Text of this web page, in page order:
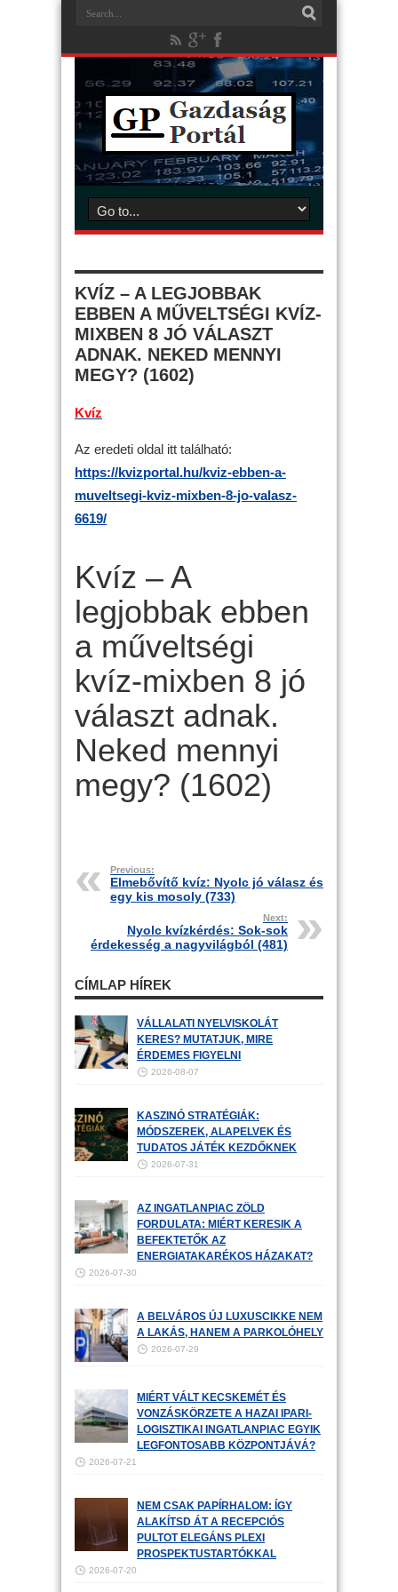
KVÍZ – A LEGJOBBAK
EBBEN A MŰVELTSÉGI KVÍZ-
MIXBEN 8 JÓ VÁLASZT
ADNAK. NEKED MENNYI
MEGY? (1602)
Kvíz
Az eredeti oldal itt található:
https://kvizportal.hu/kviz-ebben-a-
muveltsegi-kviz-mixben-8-jo-valasz-
6619/
Kvíz – A
legjobbak ebben
a műveltségi
kvíz-mixben 8 jó
választ adnak.
Neked mennyi
megy? (1602)
Previous:
Elmebővítő kvíz: Nyolc jó válasz és
egy kis mosoly (733)
Next:
Nyolc kvízkérdés: Sok-sok
érdekesség a nagyvilágból (481)
CÍMLAP HÍREK
VÁLLALATI NYELVISKOLÁT
KERES? MUTATJUK, MIRE
ÉRDEMES FIGYELNI
2026-08-07
KASZINÓ STRATÉGIÁK:
MÓDSZEREK, ALAPELVEK ÉS
TUDATOS JÁTÉK KEZDŐKNEK
2026-07-31
AZ INGATLANPIAC ZÖLD
FORDULATA: MIÉRT KERESIK A
BEFEKTETŐK AZ
ENERGIATAKARÉKOS HÁZAKAT?
2026-07-30
A BELVÁROS ÚJ LUXUSCIKKE NEM
A LAKÁS, HANEM A PARKOLÓHELY
2026-07-29
MIÉRT VÁLT KECSKEMÉT ÉS
VONZÁSKÖRZETE A HAZAI IPARI-
LOGISZTIKAI INGATLANPIAC EGYIK
LEGFONTOSABB KÖZPONTJÁVÁ?
2026-07-21
NEM CSAK PAPÍRHALOM: ÍGY
ALAKÍTSD ÁT A RECEPCIÓS
PULTOT ELEGÁNS PLEXI
PROSPEKTUSTARTÓKKAL
2026-07-20